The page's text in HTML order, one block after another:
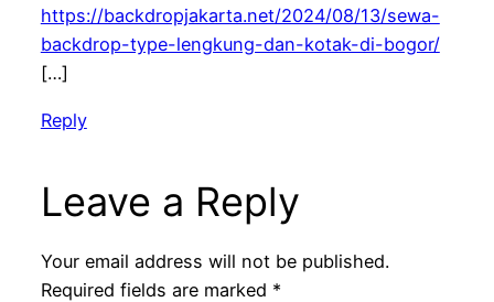
https://backdropjakarta.net/2024/08/13/sewa-
backdrop-type-lengkung-dan-kotak-di-bogor/
[…]
Reply
Leave a Reply
Your email address will not be published.
Required fields are marked *